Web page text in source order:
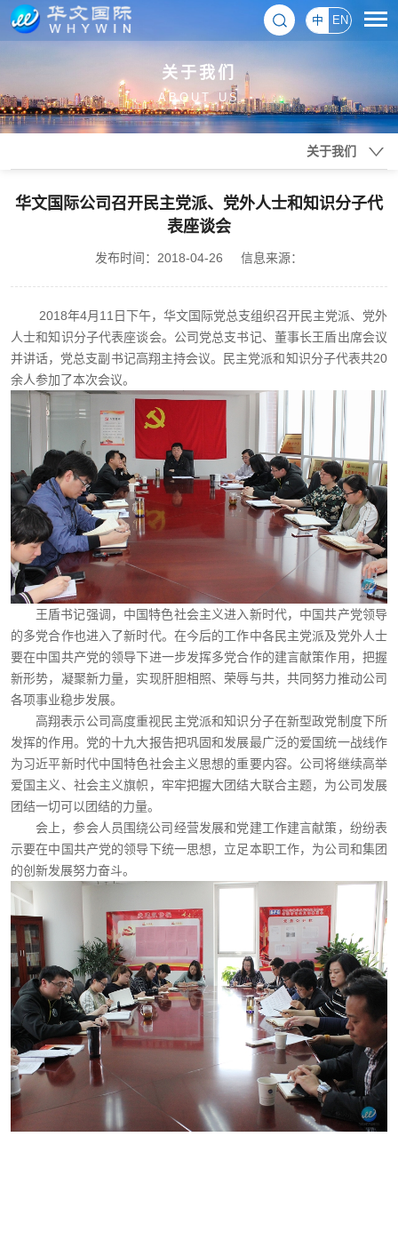
中 EN
关于我们
ABOUT US
关于我们
华文国际公司召开民主党派、党外人士和知识分子代
表座谈会
发布时间：2018-04-26 信息来源：
2018年4月11日下午，华文国际党总支组织召开民主党派、党外
人士和知识分子代表座谈会。公司党总支书记、董事长王盾出席会议
并讲话，党总支副书记高翔主持会议。民主党派和知识分子代表共20
余人参加了本次会议。
王盾书记强调，中国特色社会主义进入新时代，中国共产党领导
的多党合作也进入了新时代。在今后的工作中各民主党派及党外人士
要在中国共产党的领导下进一步发挥多党合作的建言献策作用，把握
新形势，凝聚新力量，实现肝胆相照、荣辱与共，共同努力推动公司
各项事业稳步发展。
高翔表示公司高度重视民主党派和知识分子在新型政党制度下所
发挥的作用。党的十九大报告把巩固和发展最广泛的爱国统一战线作
为习近平新时代中国特色社会主义思想的重要内容。公司将继续高举
爱国主义、社会主义旗帜，牢牢把握大团结大联合主题，为公司发展
团结一切可以团结的力量。
会上，参会人员围绕公司经营发展和党建工作建言献策，纷纷表
示要在中国共产党的领导下统一思想，立足本职工作，为公司和集团
的创新发展努力奋斗。